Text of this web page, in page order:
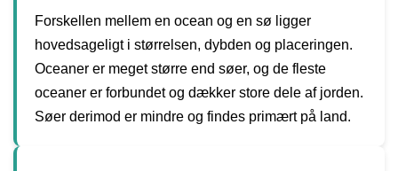
Forskellen mellem en ocean og en sø ligger
hovedsageligt i størrelsen, dybden og placeringen.
Oceaner er meget større end søer, og de fleste
oceaner er forbundet og dækker store dele af jorden.
Søer derimod er mindre og findes primært på land.